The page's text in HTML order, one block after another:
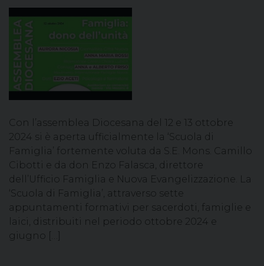
Con l’assemblea Diocesana del 12 e 13 ottobre
2024 si è aperta ufficialmente la ‘Scuola di
Famiglia’ fortemente voluta da S.E. Mons. Camillo
Cibotti e da don Enzo Falasca, direttore
dell’Ufficio Famiglia e Nuova Evangelizzazione. La
‘Scuola di Famiglia’, attraverso sette
appuntamenti formativi per sacerdoti, famiglie e
laici, distribuiti nel periodo ottobre 2024 e
giugno […]